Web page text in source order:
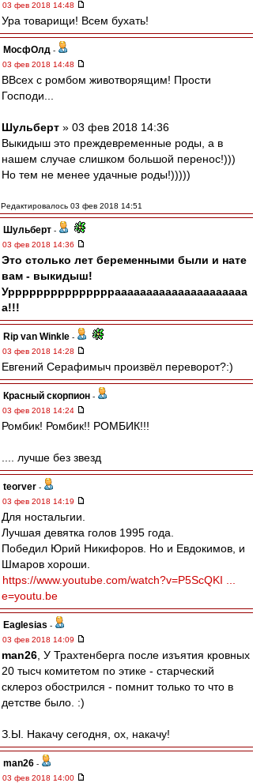
03 фев 2018 14:48
Ура товарищи! Всем бухать!
МосфОлд -
03 фев 2018 14:48
ВВсех с ромбом животворящим! Прости
Господи...
Шульберт » 03 фев 2018 14:36
Выкидыш это преждевременные роды, а в
нашем случае слишком большой перенос!)))
Но тем не менее удачные роды!)))))
Редактировалось 03 фев 2018 14:51
Шульберт -
03 фев 2018 14:36
Это столько лет беременными были и нате
вам - выкидыш!
Урррррррррррррррааааааааааааааааааааа
а!!!
Rip van Winkle -
03 фев 2018 14:28
Евгений Серафимыч произвёл переворот?:)
Красный скорпион -
03 фев 2018 14:24
Ромбик! Ромбик!! РОМБИК!!!
.... лучше без звезд
teorver -
03 фев 2018 14:19
Для ностальгии.
Лучшая девятка голов 1995 года.
Победил Юрий Никифоров. Но и Евдокимов, и
Шмаров хороши.
https://www.youtube.com/watch?v=P5ScQKI ...
e=youtu.be
Eaglesias -
03 фев 2018 14:09
man26 , У Трахтенберга после изъятия кровных
20 тысч комитетом по этике - старческий
склероз обострился - помнит только то что в
детстве было. :)
З.Ы. Накачу сегодня, ох, накачу!
man26 -
03 фев 2018 14:00